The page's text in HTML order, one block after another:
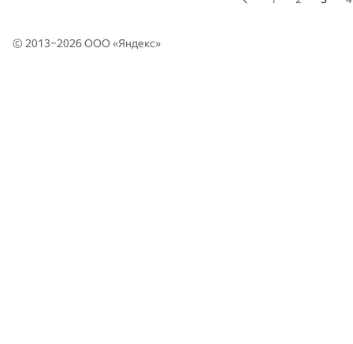
© 2013–2026 ООО «Яндекс»